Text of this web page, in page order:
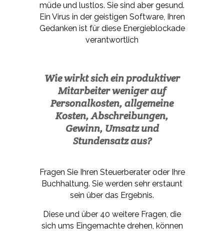
müde und lustlos. Sie sind aber gesund.
Ein Virus in der geistigen Software, Ihren
Gedanken ist für diese Energieblockade
verantwortlich
Wie wirkt sich ein produktiver
Mitarbeiter weniger auf
Personalkosten, allgemeine
Kosten, Abschreibungen,
Gewinn, Umsatz und
Stundensatz aus?
Fragen Sie Ihren Steuerberater oder Ihre
Buchhaltung. Sie werden sehr erstaunt
sein über das Ergebnis.
Diese und über 40 weitere Fragen, die
sich ums Eingemachte drehen, können